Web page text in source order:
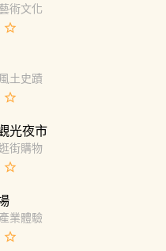
術文化
star_border
土史蹟
star_border
光夜市
街購物
star_border
業體驗
star_border